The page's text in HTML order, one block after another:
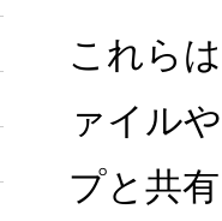
これら
ァイル
プと共